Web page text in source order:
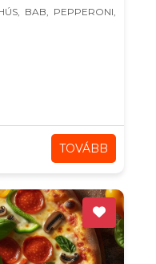
BAB, PEPPERONI,
TOVÁBB